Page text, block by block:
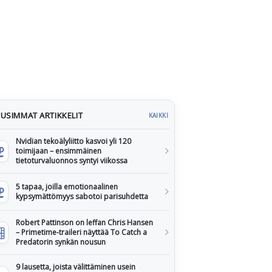
ARTIKKELIT KAIKKI
Nvidian tekoälyliitto kasvoi yli 120
toimijaan – ensimmäinen
tietoturvaluonnos syntyi viikossa
5 tapaa, joilla emotionaalinen
kypsymättömyys sabotoi parisuhdetta
Robert Pattinson on leffan Chris Hansen
– Primetime-traileri näyttää To Catch a
Predatorin synkän nousun
9 lausetta, joista välittäminen usein